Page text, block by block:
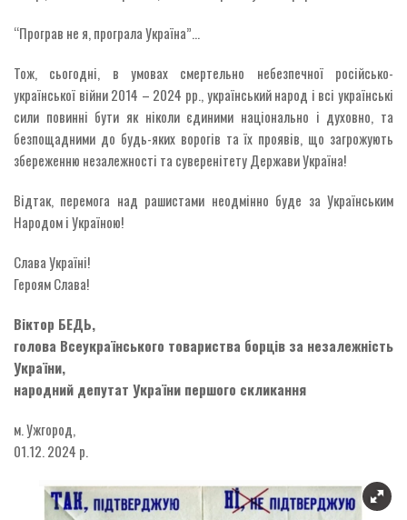
“Програв не я, програла Україна”…
Тож, сьогодні, в умовах смертельно небезпечної російсько-
української війни 2014 – 2024 рр., український народ і всі українські
сили повинні бути як ніколи єдиними національно і духовно, та
безпощадними до будь-яких ворогів та їх проявів, що загрожують
збереженню незалежності та суверенітету Держави Україна!
Відтак, перемога над рашистами неодмінно буде за Українським
Народом і Україною!
Слава Україні!
Героям Слава!
Віктор БЕДЬ,
голова Всеукраїнського товариства борців за незалежність
України,
народний депутат України першого скликання
м. Ужгород,
01.12. 2024 р.